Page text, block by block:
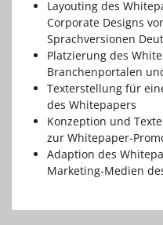
Layouting des
Corporate Designs
Sprachversionen
Platzierung des
Branchenportalen
Texterstellung für
des Whitepapers
Konzeption und
zur Whitepaper-
Adaption des
Marketing-Medien